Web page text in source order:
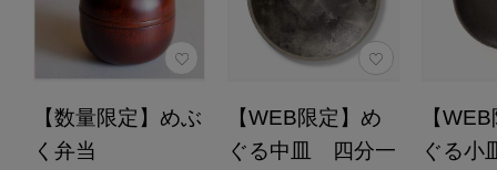
【数量限定】めぶ
く弁当
【WEB限定】め
ぐる中皿 四分一
【
ぐる